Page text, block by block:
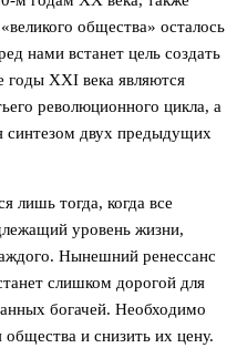
общества» осталось
нами встанет цель создать
годы XXI века являются
революционного цикла, а
синтезом двух предыдущих
лишь тогда, когда все
уровень жизни,
Нынешний ренессанс
слишком дорогой для
богачей. Необходимо
общества и снизить их цену.